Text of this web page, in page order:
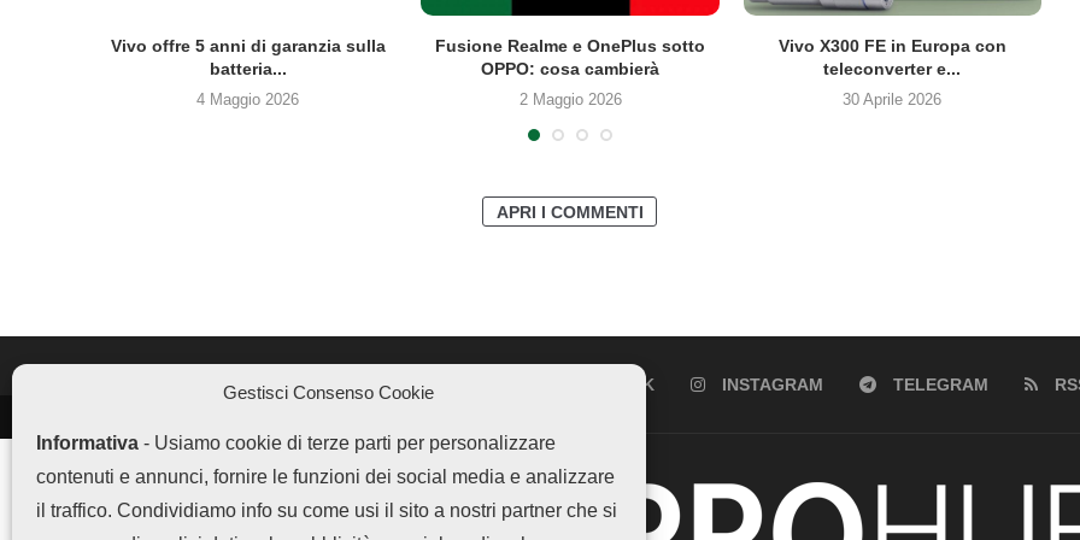
Gestisci Consenso Cookie
Informativa - Usiamo cookie di terze parti per personalizzare
contenuti e annunci, fornire le funzioni dei social media e analizzare
il traffico. Condividiamo info su come usi il sito a nostri partner che si
Vivo offre 5 anni di garanzia sulla
batteria...
4 Maggio 2026
Fusione Realme e OnePlus sotto
OPPO: cosa cambierà
2 Maggio 2026
Vivo X300 FE in Europa con
teleconverter e...
30 Aprile 2026
APRI I COMMENTI
FACEBOOK INSTAGRAM TELEGRAM
Vivo offre 5 anni di
garanzia...